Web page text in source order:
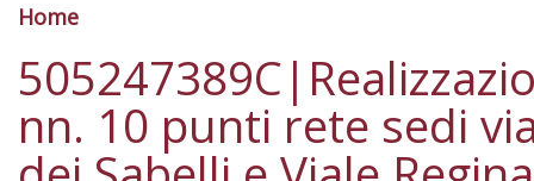
Tu sei qui
Home
nn. 10 punti rete sedi